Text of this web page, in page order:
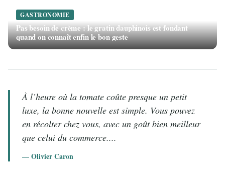
GASTRONOMIE
Pas besoin de crème : le gratin dauphinois est fondant
quand on connaît enfin le bon geste
À l’heure où la tomate coûte presque un petit
luxe, la bonne nouvelle est simple. Vous pouvez
en récolter chez vous, avec un goût bien meilleur
que celui du commerce....
— Olivier Caron